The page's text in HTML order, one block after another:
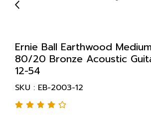
Ernie Ball Earthwood
80/20 Bronze Acoustic
12-54
SKU : EB-2003-12